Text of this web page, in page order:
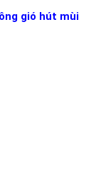
gió hút mùi